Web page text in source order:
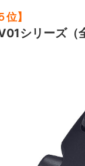
位】
シリーズ（